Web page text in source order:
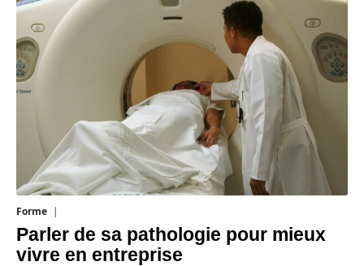
Forme
Parler de sa pathologie pour mieux
vivre en entreprise